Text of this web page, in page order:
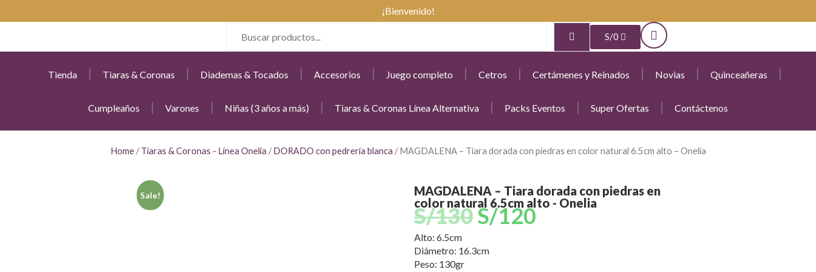
¡Bienvenido!
S/0
Tienda Tiaras & Coronas Diademas & Tocados Accesorios Juego completo Cetros Certámenes y Reinados Novias Quinceañeras
Cumpleaños Varones Niñas (3 años a más) Tiaras & Coronas Línea Alternativa Packs Eventos Super Ofertas Contáctenos
Home/Tiaras & Coronas - Línea Onelia /DORADO con pedrería blanca / MAGDALENA – Tiara dorada con piedras en color natural 6.5cm alto – Onelia
Sale!
MAGDALENA – Tiara dorada con piedras en
color natural 6.5cm alto - Onelia
S/130S/120
Alto: 6.5cm
Diámetro: 16.3cm
Peso: 130gr